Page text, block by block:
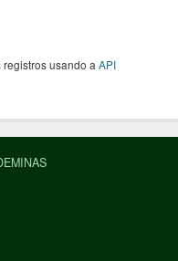
usando a API